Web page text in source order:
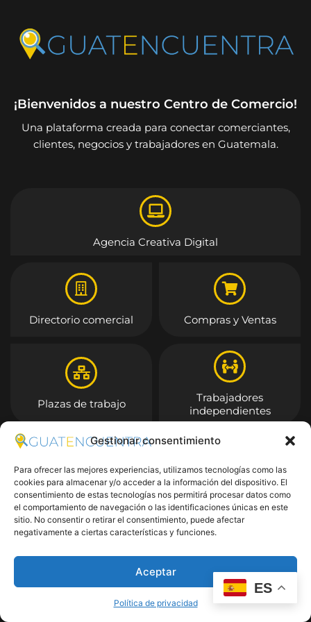
Gestionar consentimiento
Para ofrecer las mejores experiencias, utilizamos tecnologías como las
cookies para almacenar y/o acceder a la información del dispositivo. El
consentimiento de estas tecnologías nos permitirá procesar datos como
el comportamiento de navegación o las identificaciones únicas en este
sitio. No consentir o retirar el consentimiento, puede afectar
negativamente a ciertas características y funciones.
Aceptar
Política de privacidad
¡Bienvenidos a nuestro Centro de Comercio!
Una plataforma creada para conectar comerciantes,
clientes, negocios y trabajadores en Guatemala.
Agencia Creativa Digital
Directorio comercial Compras y Ventas
Plazas de trabajo
Trabajadores
independientes
Entrar
ES